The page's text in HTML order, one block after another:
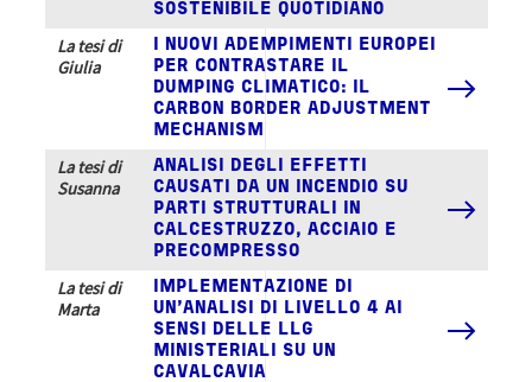
SOSTENIBILE QUOTIDIANO
La tesi di
Giulia
I NUOVI ADEMPIMENTI EUROPEI
PER CONTRASTARE IL
DUMPING CLIMATICO: IL
CARBON BORDER ADJUSTMENT
MECHANISM
La tesi di
Susanna
ANALISI DEGLI EFFETTI
CAUSATI DA UN INCENDIO SU
PARTI STRUTTURALI IN
CALCESTRUZZO, ACCIAIO E
PRECOMPRESSO
La tesi di
Marta
IMPLEMENTAZIONE DI
UN'ANALISI DI LIVELLO 4 AI
SENSI DELLE LLG
MINISTERIALI SU UN
CAVALCAVIA